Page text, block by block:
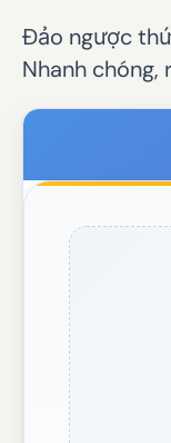
Đảo ngược
Nhanh